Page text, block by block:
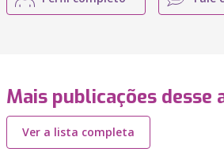
Mais publicações desse
Ver a lista completa